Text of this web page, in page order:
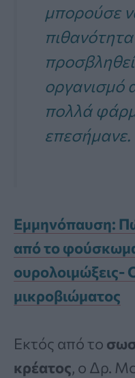
μπορούσε
οργανισμό
πολλά
επεσήμανε.
Εμμηνόπαυση:
από το φούσκωμα
ουρολοιμώξεις-
μικροβιώματος
Εκτός από το
κρέατος, ο Δρ.